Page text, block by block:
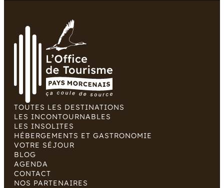
TOUTES LES DESTINATIONS
LES INCONTOURNABLES
LES INSOLITES
HÉBERGEMENTS ET GASTRONOMIE
VOTRE SÉJOUR
BLOG
AGENDA
CONTACT
NOS PARTENAIRES